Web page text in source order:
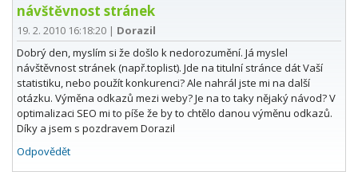
návštěvnost stránek
19. 2. 2010 16:18:20 | Dorazil
Dobrý den, myslím si že došlo k nedorozumění. Já myslel
návštěvnost stránek (např.toplist). Jde na titulní stránce dát Vaší
statistiku, nebo použít konkurenci? Ale nahrál jste mi na další
otázku. Výměna odkazů mezi weby? Je na to taky nějaký návod? V
optimalizaci SEO mi to píše že by to chtělo danou výměnu odkazů.
Díky a jsem s pozdravem Dorazil
Odpovědět